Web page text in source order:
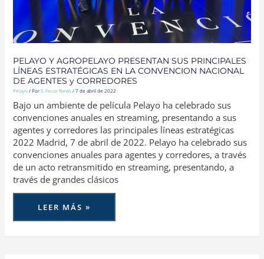
PELAYO Y AGROPELAYO PRESENTAN SUS PRINCIPALES
LÍNEAS ESTRATÉGICAS EN LA CONVENCION NACIONAL
DE AGENTES y CORREDORES
Pelayo/ PorS. Fecor News/7 de abril de 2022
Bajo un ambiente de película Pelayo ha celebrado sus
convenciones anuales en streaming, presentando a sus
agentes y corredores las principales líneas estratégicas
2022 Madrid, 7 de abril de 2022. Pelayo ha celebrado sus
convenciones anuales para agentes y corredores, a través
de un acto retransmitido en streaming, presentando, a
través de grandes clásicos
LEER MÁS »